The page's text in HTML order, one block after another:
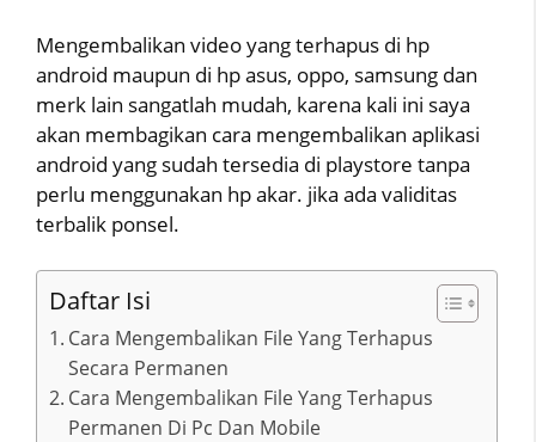
Mengembalikan video yang terhapus di hp
android maupun di hp asus, oppo, samsung dan
merk lain sangatlah mudah, karena kali ini saya
akan membagikan cara mengembalikan aplikasi
android yang sudah tersedia di playstore tanpa
perlu menggunakan hp akar. jika ada validitas
terbalik ponsel.
Daftar Isi
Cara Mengembalikan File Yang Terhapus
Secara Permanen
Cara Mengembalikan File Yang Terhapus
Permanen Di Pc Dan Mobile